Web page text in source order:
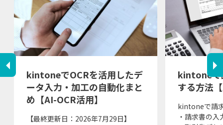
kintoneでOCRを活用したデ
ータ入力・加工の自動化まと
め【AI-OCR活用】
【最終更新日：2026年7月29日】
kintoneで
する方法
kintoneで請
・請求書の